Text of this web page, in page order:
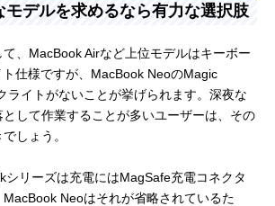
モデルを求めるなら有力な選択肢
、MacBook Airなど上位モデルはキーボー
ト仕様ですが、MacBook NeoのMagic
ライトがないことが挙げられます。深夜な
として作業することが多いユーザーは、その
しょう。
シリーズは充電にはMagSafe充電コネクタ
Neoはそれが省略されているた